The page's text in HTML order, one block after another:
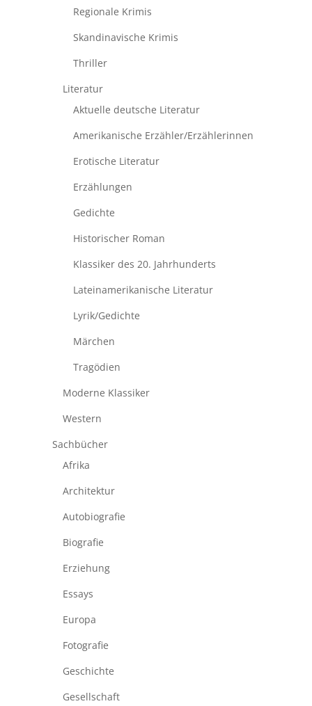
Regionale Krimis
Skandinavische Krimis
Thriller
Literatur
Aktuelle deutsche Literatur
Amerikanische Erzähler/Erzählerinnen
Erotische Literatur
Erzählungen
Gedichte
Historischer Roman
Klassiker des 20. Jahrhunderts
Lateinamerikanische Literatur
Lyrik/Gedichte
Märchen
Tragödien
Moderne Klassiker
Western
Sachbücher
Afrika
Architektur
Autobiografie
Biografie
Erziehung
Essays
Europa
Fotografie
Geschichte
Gesellschaft